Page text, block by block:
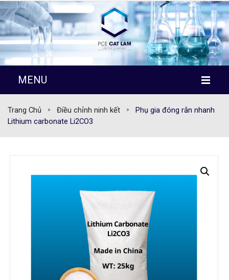
MENU
TRANG CHỦ
GIỚI THIỆU
Trang Chủ > Điều chỉnh ninh kết >
Phụ gia đóng rắn nhanh
Lithium carbonate Li2CO3